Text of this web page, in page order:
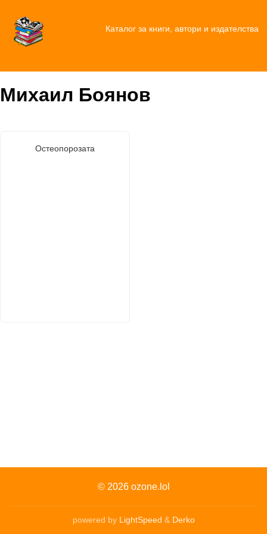
Каталог за книги, автори и издателства
Михаил Боянов
Остеопорозата
© 2026 ozone.lol
powered by LightSpeed & Derko